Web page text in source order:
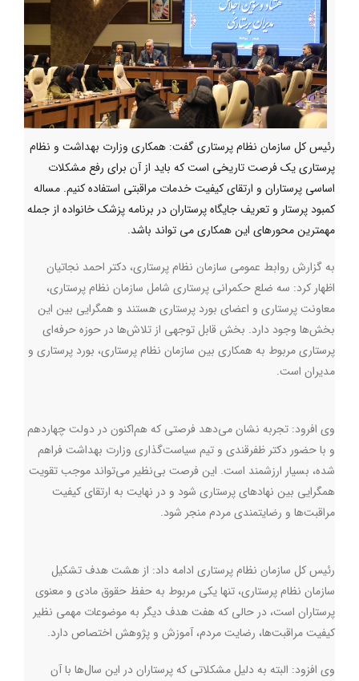
رئیس کل سازمان نظام پرستاری گفت: همکاری وزارت بهداشت و نظام
پرستاری یک فرصت تاریخی است که باید از آن برای رفع مشکلات
اساسی پرستاران و ارتقای کیفیت خدمات مراقبتی استفاده کنیم. مساله
کمبود پرستار و تعریف جایگاه پرستاران در برنامه پزشک خانواده از جمله
مهمترین محورهای این همکاری می تواند باشد.
به گزارش روابط عمومی سازمان نظام پرستاری، دکتر احمد نجاتیان
اظهار کرد: سه ضلع حکمرانی پرستاری شامل سازمان نظام پرستاری،
معاونت پرستاری و اعضای بورد پرستاری هستند و همگرایی بین این
بخش‌ها وجود دارد. بخش قابل توجهی از تلاش‌ها در حوزه حرفه‌ای
پرستاری مربوط به همکاری بین سازمان نظام پرستاری، بورد پرستاری و
مدیران است.
وی افرود: تجربه نشان می‌دهد فرصتی که هم‌اکنون در دولت چهاردهم
و با حضور دکتر ظفرقندی و تیم سیاست‌گذاری وزارت بهداشت فراهم
شده، بسیار ارزشمند است. این فرصت بی‌نظیر می‌تواند موجب تقویت
همگرایی بین نهادهای پرستاری شود و در نهایت به ارتقای کیفیت
مراقبت‌ها و رضایتمندی مردم منجر شود.
رئیس کل سازمان نظام پرستاری ادامه داد: از هشت هدف تشکیل
سازمان نظام پرستاری، تنها یکی مربوط به حفظ حقوق مادی و معنوی
پرستاران است، در حالی که هفت هدف دیگر به موضوعات مهمی نظیر
کیفیت مراقبت‌ها، رضایت مردم، آموزش و پژوهش اختصاص دارد.
وی افزود: البته به دلیل مشکلاتی که پرستاران در این سال‌ها با آن